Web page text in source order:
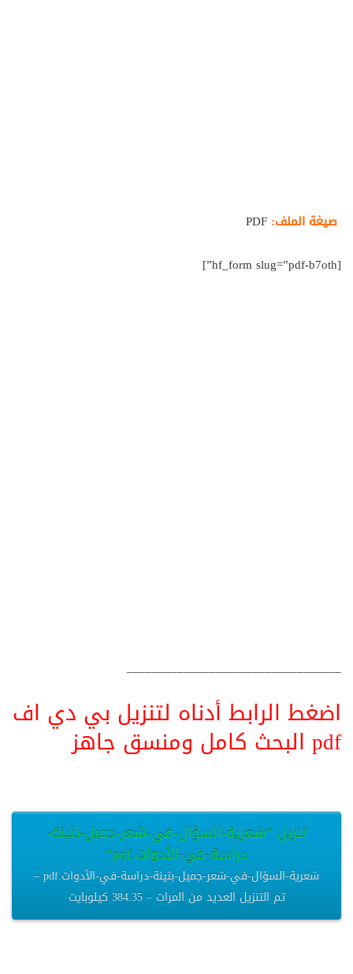
صيغة الملف:
[hf_form slug=”pdf-b7oth”]
__________________________________
اضغط الرابط أدناه لتنزيل بي دي اف
pdf البحث كامل ومنسق جاهز
تنزيل “شعرية-السؤال-في-شعر-جميل-بثينة-
دراسة-في-الأدوات.pdf”
شعرية-السؤال-في-شعر-جميل-بثينة-دراسة-في-الأدوات.pdf –
تم التنزيل العديد من المرات – 384.35 كيلوبايت